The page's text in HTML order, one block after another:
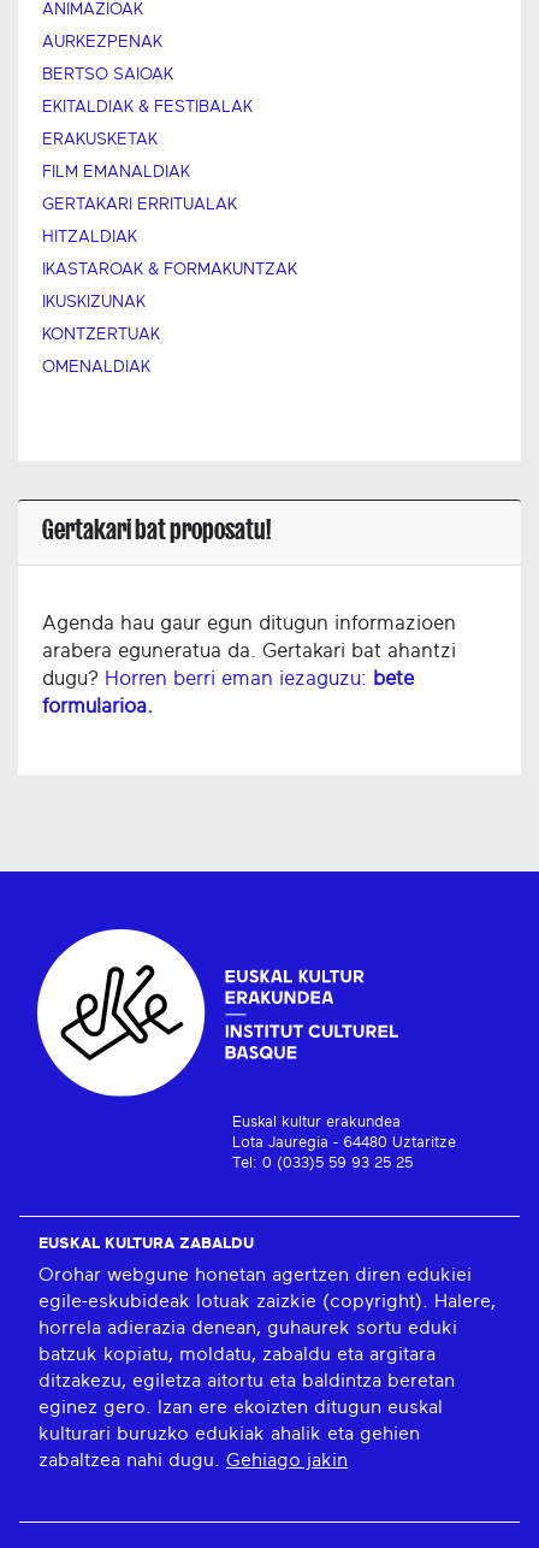
ANIMAZIOAK
AURKEZPENAK
BERTSO SAIOAK
EKITALDIAK & FESTIBALAK
ERAKUSKETAK
FILM EMANALDIAK
GERTAKARI ERRITUALAK
HITZALDIAK
IKASTAROAK & FORMAKUNTZAK
IKUSKIZUNAK
KONTZERTUAK
OMENALDIAK
Gertakari bat proposatu!
Agenda hau gaur egun ditugun informazioen
arabera eguneratua da. Gertakari bat ahantzi
dugu? Horren berri eman iezaguzu: bete
formularioa.
Euskal kultur erakundea
Lota Jauregia - 64480 Uztaritze
Tel: 0 (033)5 59 93 25 25
EUSKAL KULTURA ZABALDU
Orohar webgune honetan agertzen diren edukiei
egile-eskubideak lotuak zaizkie (copyright). Halere,
horrela adierazia denean, guhaurek sortu eduki
batzuk kopiatu, moldatu, zabaldu eta argitara
ditzakezu, egiletza aitortu eta baldintza beretan
eginez gero. Izan ere ekoizten ditugun euskal
kulturari buruzko edukiak ahalik eta gehien
zabaltzea nahi dugu. Gehiago jakin